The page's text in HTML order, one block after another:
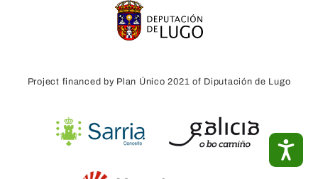
Project financed by Plan Único 2021 of Diputación de Lugo